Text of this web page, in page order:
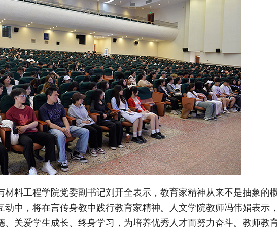
料工程学院党委副书记刘开全表示，教育家精神从来不是抽象的
中，将在言传身教中践行教育家精神。人文学院教师冯伟娟表示
关爱学生成长、终身学习，为培养优秀人才而努力奋斗。教师教